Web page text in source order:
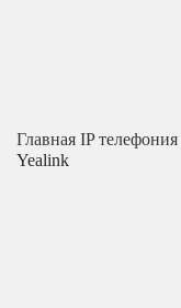
Главная IP телефония
Yealink